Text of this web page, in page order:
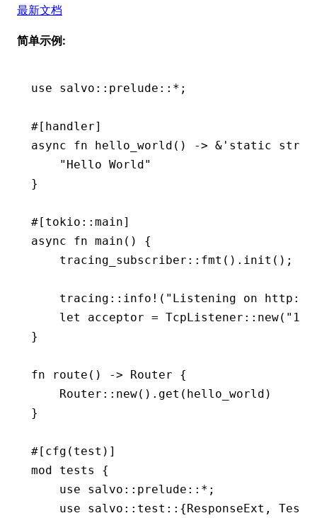
最新文档
简单示例:
use salvo :: prelude ::* ;
#[handler]
async fn hello_world () -> & ' static str
    "Hello World"
}
#[tokio :: main]
async fn main () {
    tracing_subscriber
:: fmt () . init ();
    tracing
:: info! ( "Listening on http://
    let
acceptor = TcpListener :: new(
}
fn route () -> Router {
    Router
:: new() . get (hello_world)
}
#[cfg(test)]
mod tests {
    use
salvo :: prelude ::* ;
    use
salvo :: test :: {ResponseExt ,